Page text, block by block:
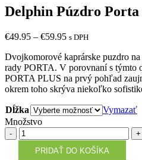
Delphin Púzdro Porta
€49.95 – €59.95 s DPH
Dvojkomorové kaprárske puzdro
rady PORTA. V porovnaní s týmto
PORTA PLUS na prvý pohľad
okrem toho skrýva niekoľko
Dĺžka
Vymazať
Množstvo
Množstvo
PRIDAŤ DO KOŠÍKA